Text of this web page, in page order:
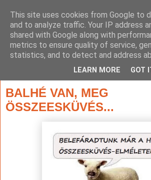
BALHÉ VAN, MEG
ÖSSZEESKÜVÉS...
This site uses cookies from Google to
and to analyze traffic. Your IP address
shared with Google along with
metrics to ensure quality of service,
statistics, and to detect and address
LEARN MORE GOT